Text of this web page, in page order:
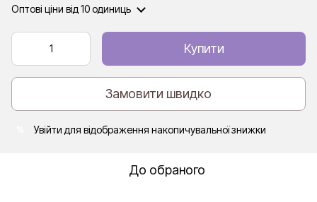
Оптові ціни від 10 одиниць
Купити
Замовити швидко
Увійти для відображення накопичувальної знижки
До обраного